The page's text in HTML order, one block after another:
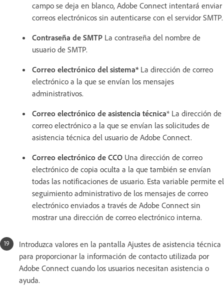
campo se deja en blanco, Adobe Connect intentará enviar
correos electrónicos sin autenticarse con el servidor SMTP.
Contraseña de SMTP La contraseña del nombre de
usuario de SMTP.
Correo electrónico del sistema* La dirección de correo
electrónico a la que se envían los mensajes
administrativos.
Correo electrónico de asistencia técnica* La dirección de
correo electrónico a la que se envían las solicitudes de
asistencia técnica del usuario de Adobe Connect.
Correo electrónico de CCO Una dirección de correo
electrónico de copia oculta a la que también se envían
todas las notificaciones de usuario. Esta variable permite el
seguimiento administrativo de los mensajes de correo
electrónico enviados a través de Adobe Connect sin
mostrar una dirección de correo electrónico interna.
Introduzca valores en la pantalla Ajustes de asistencia técnica
para proporcionar la información de contacto utilizada por
Adobe Connect cuando los usuarios necesitan asistencia o
ayuda.